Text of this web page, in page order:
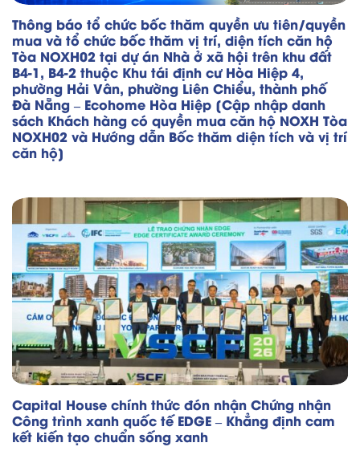
Thông báo tổ chức bốc thăm quyền ưu tiên/quyền
mua và tổ chức bốc thăm vị trí, diện tích căn hộ
Tòa NOXH02 tại dự án Nhà ở xã hội trên khu đất
B4-1, B4-2 thuộc Khu tái định cư Hòa Hiệp 4,
phường Hải Vân, phường Liên Chiểu, thành phố
Đà Nẵng – Ecohome Hòa Hiệp [Cập nhập danh
sách Khách hàng có quyền mua căn hộ NOXH Tòa
NOXH02 và Hướng dẫn Bốc thăm diện tích và vị trí
căn hộ]
Capital House chính thức đón nhận Chứng nhận
Công trình xanh quốc tế EDGE – Khẳng định cam
kết kiến tạo chuẩn sống xanh